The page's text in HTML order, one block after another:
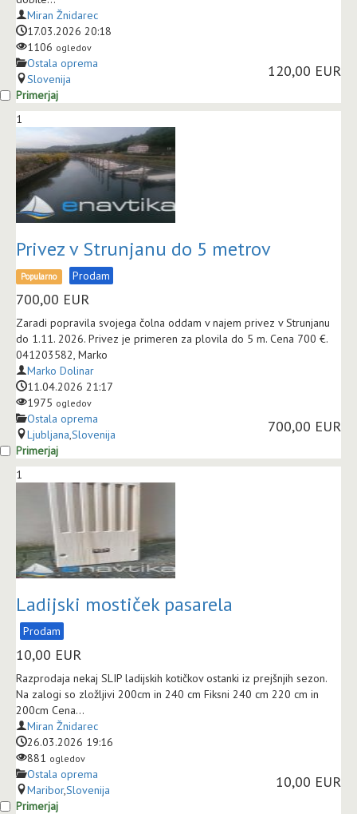
Miran Žnidarec
17.03.2026 20:18
1106 ogledov
120,00 EUR
Ostala oprema
Slovenija
Primerjaj
1
Privez v Strunjanu do 5 metrov
Popularno Prodam
700,00 EUR
Zaradi popravila svojega čolna oddam v najem privez v Strunjanu
do 1.11. 2026. Privez je primeren za plovila do 5 m. Cena 700 €.
041203582, Marko
Marko Dolinar
11.04.2026 21:17
1975 ogledov
700,00 EUR
Ostala oprema
Ljubljana,Slovenija
Primerjaj
1
Ladijski mostiček pasarela
Prodam
10,00 EUR
Razprodaja nekaj SLIP ladijskih kotičkov ostanki iz prejšnjih sezon.
Na zalogi so zložljivi 200cm in 240 cm Fiksni 240 cm 220 cm in
200cm Cena...
Miran Žnidarec
26.03.2026 19:16
881 ogledov
10,00 EUR
Ostala oprema
Maribor,Slovenija
Primerjaj